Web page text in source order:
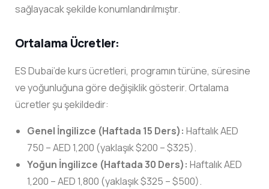
sağlayacak şekilde konumlandırılmıştır.
Ortalama Ücretler:
ES Dubai’de kurs ücretleri, programın türüne, süresine
ve yoğunluğuna göre değişiklik gösterir. Ortalama
ücretler şu şekildedir:
Genel İngilizce (Haftada 15 Ders): Haftalık AED
750 – AED 1,200 (yaklaşık $200 – $325).
Yoğun İngilizce (Haftada 30 Ders): Haftalık AED
1,200 – AED 1,800 (yaklaşık $325 – $500).